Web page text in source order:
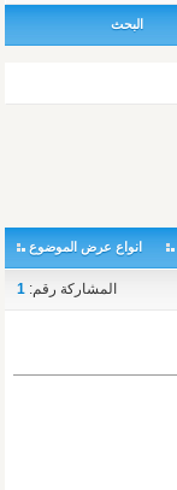
البحث
انواع عرض الموضوع
المشاركة رقم: 1